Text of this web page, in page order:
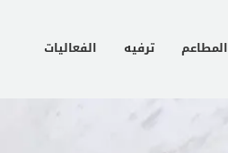
المطاعم ترفيه الفعاليات